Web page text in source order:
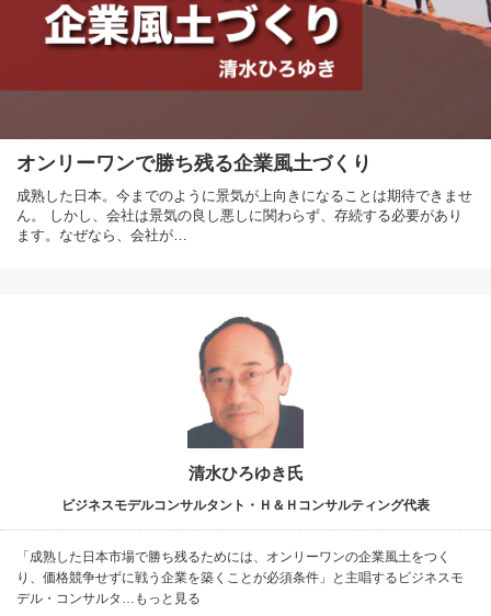
オンリーワンで勝ち残る企業風土づくり
成熟した日本。今までのように景気が上向きになることは期待できませ
ん。 しかし、会社は景気の良し悪しに関わらず、存続する必要があり
ます。なぜなら、会社が…
清水ひろゆき氏
ビジネスモデルコンサルタント・Ｈ＆Ｈコンサルティング代表
「成熟した日本市場で勝ち残るためには、オンリーワンの企業風土をつく
り、価格競争せずに戦う企業を築くことが必須条件」と主唱するビジネスモ
デル・コンサルタ…もっと見る